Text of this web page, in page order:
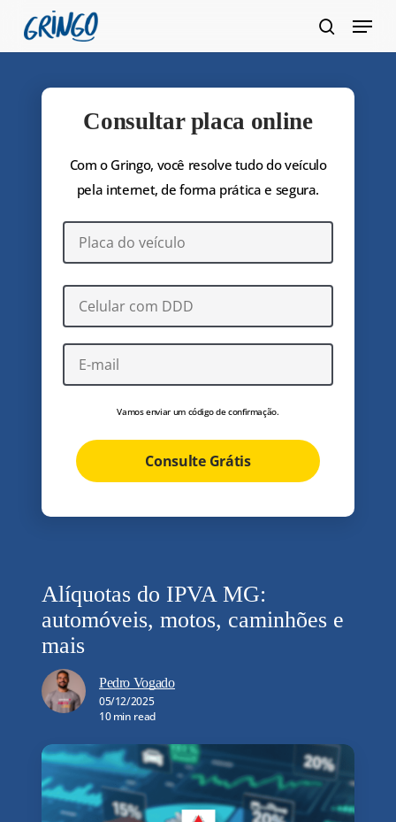
Pular
para
conteúdo
Menu
Consultar placa online
Com o Gringo, você resolve tudo do veículo
pela internet, de forma prática e segura.
Vamos enviar um código de confirmação.
Consulte Grátis
Alíquotas do IPVA MG:
automóveis, motos, caminhões e
mais
Pedro Vogado
05/12/2025
10 min read